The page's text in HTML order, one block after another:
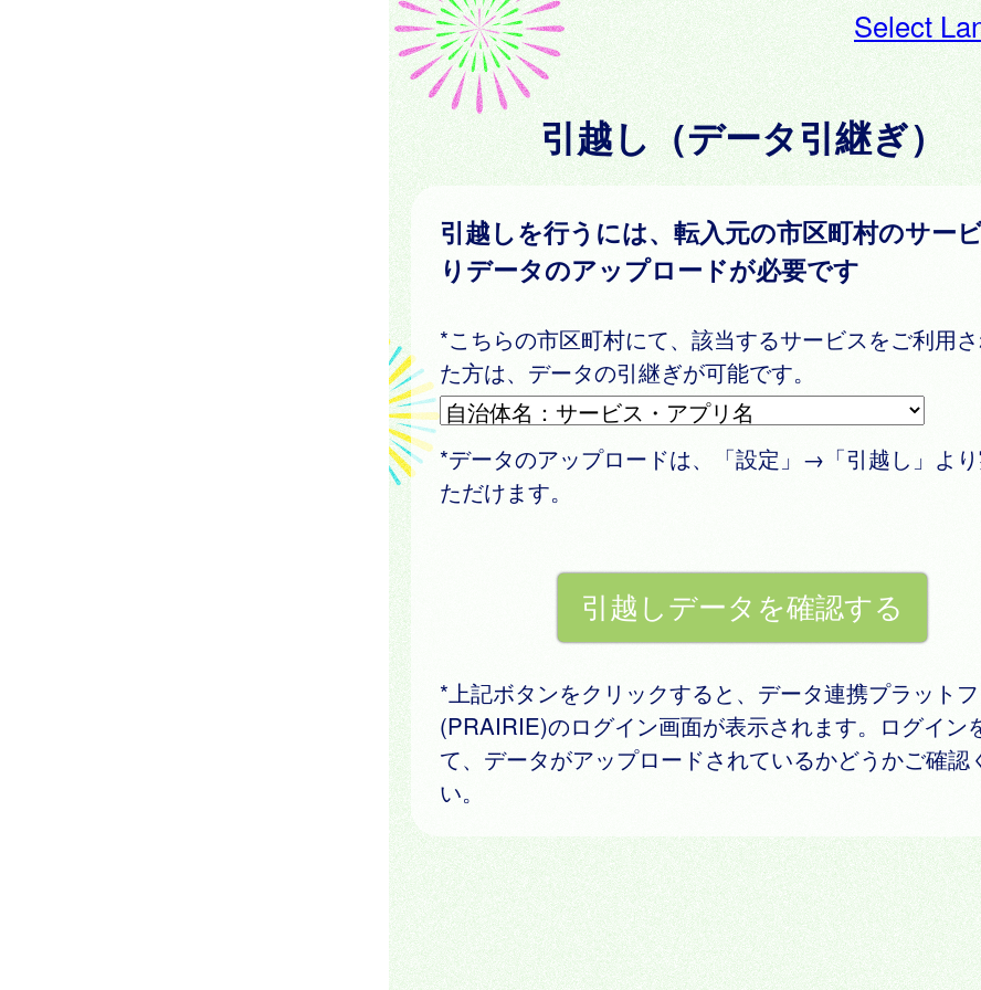
Select
引越し（データ引継ぎ）
引越しを行うには、転入元の市区町村のサー
りデータのアップロードが必要です
*こちらの市区町村にて、該当するサービスをご利用
た方は、データの引継ぎが可能です。
*データのアップロードは、「設定」→「引越し」よ
ただけます。
*上記ボタンをクリックすると、データ連携プラット
(PRAIRIE)のログイン画面が表示されます。ログイン
て、データがアップロードされているかどうかご確認
い。